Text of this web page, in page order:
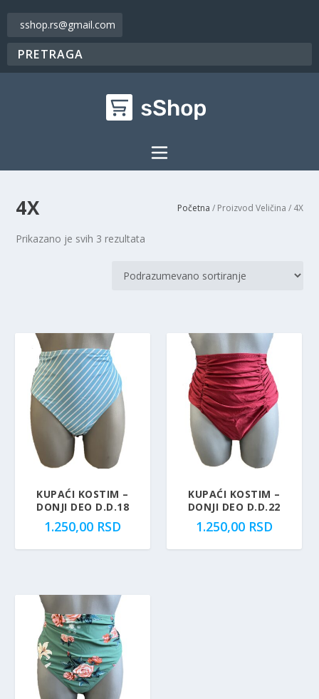
sshop.rs@gmail.com
4X Početna / Proizvod Veličina / 4X
Prikazano je svih 3 rezultata
KUPAĆI KOSTIM –
DONJI DEO D.D.18
1.250,00 RSD
KUPAĆI KOSTIM –
DONJI DEO D.D.22
1.250,00 RSD